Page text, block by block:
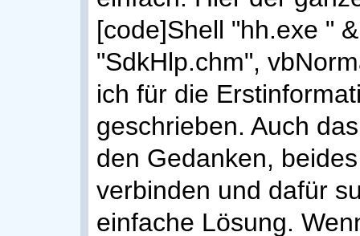
[code]Shell "hh.exe "
"SdkHlp.chm",
ich für die
geschrieben. Auch
den Gedanken,
verbinden und dafür
einfache Lösung.